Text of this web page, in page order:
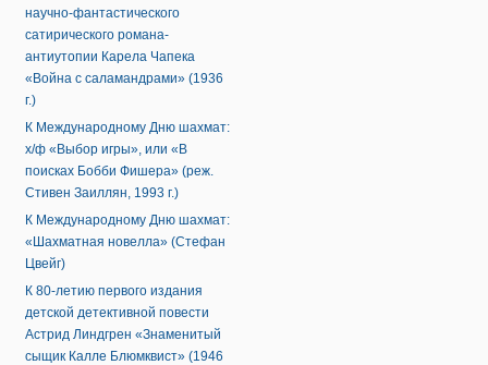
научно-фантастического
сатирического романа-
антиутопии Карела Чапека
«Война с саламандрами» (1936
г.)
К Международному Дню шахмат:
х/ф «Выбор игры», или «В
поисках Бобби Фишера» (реж.
Стивен Заиллян, 1993 г.)
К Международному Дню шахмат:
«Шахматная новелла» (Стефан
Цвейг)
К 80-летию первого издания
детской детективной повести
Астрид Линдгрен «Знаменитый
сыщик Калле Блюмквист» (1946